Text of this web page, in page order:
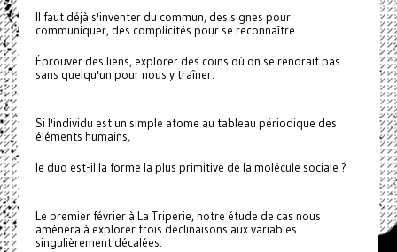
Il faut déjà s'inventer du commun, des signes pour
communiquer, des complicités pour se reconnaître.
Éprouver des liens, explorer des coins où on se rendrait pas
sans quelqu'un pour nous y traîner.
Si l'individu est un simple atome au tableau périodique des
éléments humains,
le duo est-il la forme la plus primitive de la molécule sociale ?
Le premier février à La Triperie, notre étude de cas nous
amènera à explorer trois déclinaisons aux variables
singulièrement décalées.